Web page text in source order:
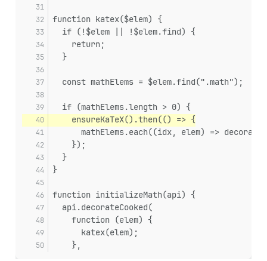
function katex($elem) {
  if (!$elem || !$elem.find) {
    return;
  }
  const mathElems = $elem.find(".math");
  if (mathElems.length > 0) {
    ensureKaTeX().then(() => {
mathElems.each((idx, elem) =>
    });
  }
}
function initializeMath(api) {
  api.decorateCooked(
    function (elem) {
      katex(elem);
    },